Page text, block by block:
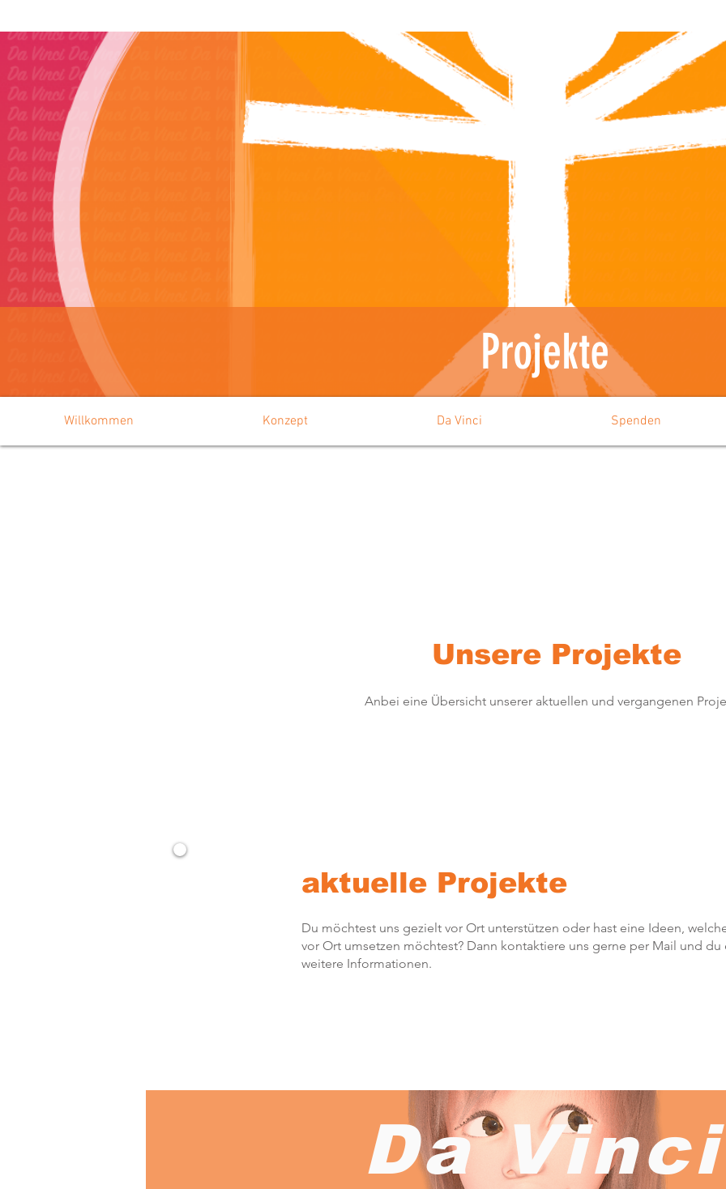
Projekte
Willkommen Konzept Da Vinci Spenden
Unsere Projekte
Anbei eine Übersicht unserer aktuellen und vergangenen
aktuelle Projekte
Du möchtest uns gezielt vor Ort unterstützen oder hast eine Ideen,
vor Ort umsetzen möchtest? Dann kontaktiere uns gerne per Mail und du
weitere Informationen.
Da Vinci